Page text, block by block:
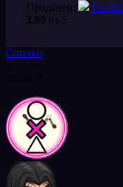
Продавец:
3.89 из 5
Спички